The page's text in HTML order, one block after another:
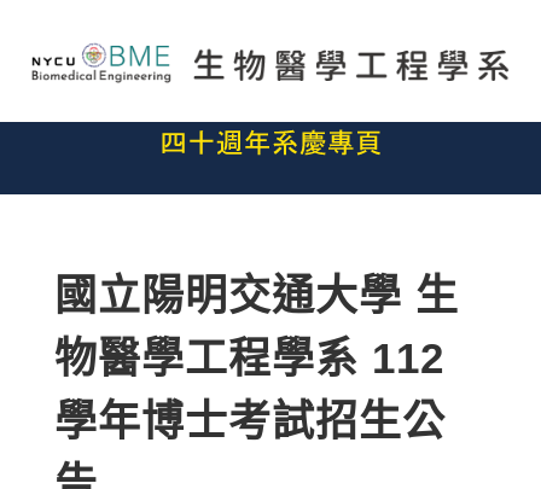
國立陽明交通大學 生
物醫學工程學系 112
學年博士考試招生公